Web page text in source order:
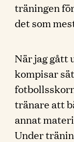
träningen
det som
När jag gått
kompisar
tränare att
annat
Under